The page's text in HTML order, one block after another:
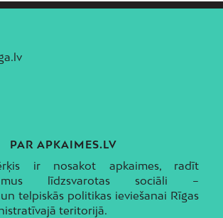
PAR APKAIMES.LV
ir nosakot apkaimes, radīt
līdzsvarotas sociāli –
telpiskās politikas ieviešanai Rīgas
teritorijā.